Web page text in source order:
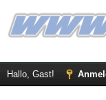
Hallo, Gast!